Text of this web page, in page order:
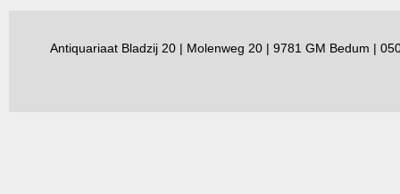
Antiquariaat Bladzij 20 | Molenweg 20 | 9781 GM Bedum |